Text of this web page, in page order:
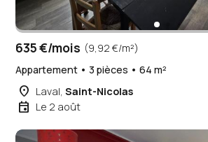
635 €/mois (9,92 €/m²)
Appartement • 3 pièces • 64 m²
place Laval,Saint-Nicolas
event Le 2 août